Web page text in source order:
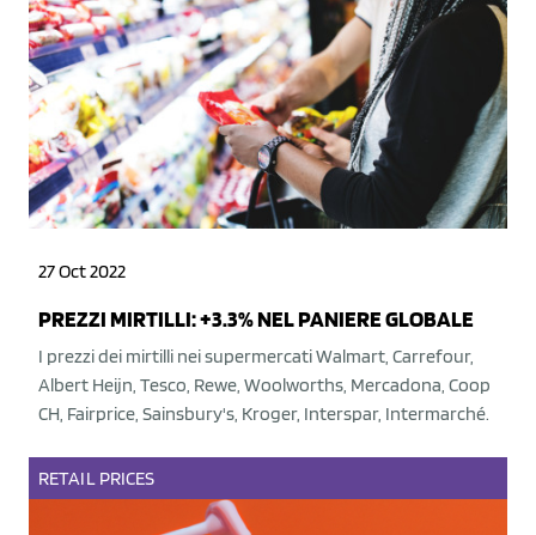
27 Oct 2022
PREZZI MIRTILLI: +3.3% NEL PANIERE GLOBALE
I prezzi dei mirtilli nei supermercati Walmart, Carrefour,
Albert Heijn, Tesco, Rewe, Woolworths, Mercadona, Coop
CH, Fairprice, Sainsbury's, Kroger, Interspar, Intermarché.
RETAIL PRICES